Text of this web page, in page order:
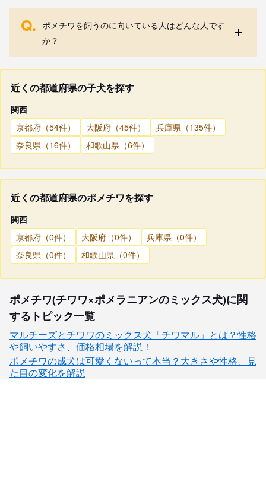
Q. ポメチワを飼うのに向いている人はどんな人です
か？
近くの都道府県の子犬を探す
関西
京都府（54件）
大阪府（45件）
兵庫県（135件）
奈良県（16件）
和歌山県（6件）
近くの都道府県のポメチワを探す
関西
京都府（0件）
大阪府（0件）
兵庫県（0件）
奈良県（0件）
和歌山県（0件）
ポメチワ(チワワ×ポメラニアンのミックス犬)に関
するトピック一覧
マルチーズとチワワのミックス犬「チワマル」とは？性格
や飼いやすさ、価格相場を解説！
ポメチワの成犬は可愛くないって本当？大きさや性格、見
た目の変化を解説